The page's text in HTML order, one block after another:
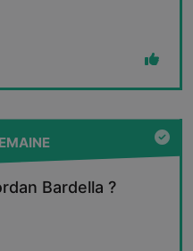
Bardella ?